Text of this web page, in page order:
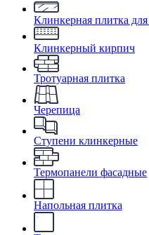
Клинкерная плитка
Клинкерный кирпич
Тротуарная плитка
Черепица
Ступени клинкерные
Термопанели фасадные
Напольная плитка